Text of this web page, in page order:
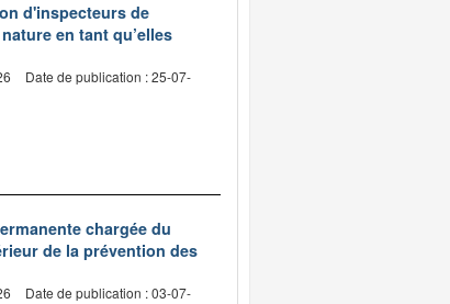
d'inspecteurs de
en tant qu’elles
Date de publication : 25-07-
chargée du
de la prévention des
Date de publication : 03-07-